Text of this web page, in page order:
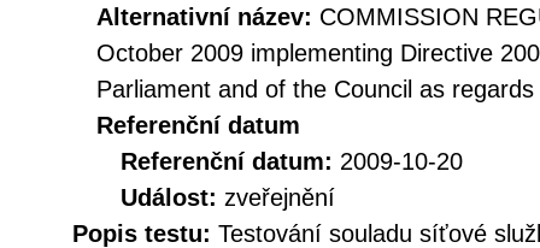
Alternativní název: COMMISSION
October 2009 implementing Directive
Parliament and of the Council as
Referenční datum
Referenční datum: 2009-10-20
Událost: zveřejnění
Popis testu: Testování souladu síťové